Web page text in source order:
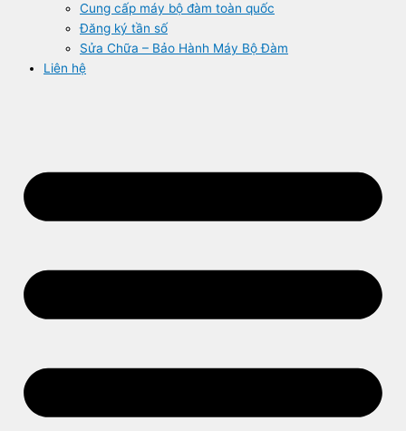
Cung cấp máy bộ đàm toàn quốc
Đăng ký tần số
Sửa Chữa – Bảo Hành Máy Bộ Đàm
Liên hệ